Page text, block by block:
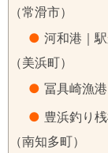
（常滑市）
● 河和港｜
（美浜町）
● 冨具崎漁
● 豊浜釣り
（南知多町）